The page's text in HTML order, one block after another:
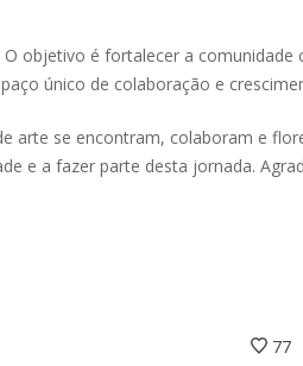
objetivo é fortalecer a comunidade
único de colaboração e
arte se encontram, colaboram e
e a fazer parte desta jornada.
77